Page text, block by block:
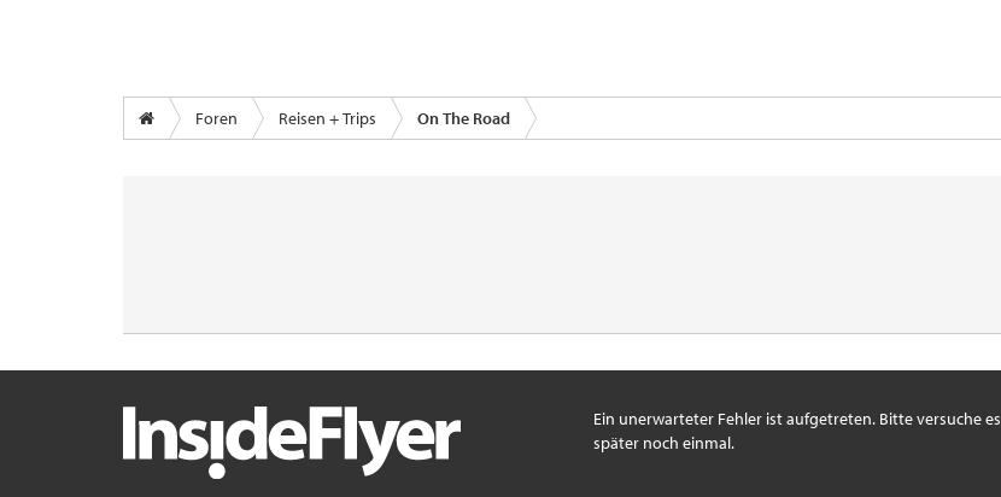
Foren Reisen + Trips On The Road
Ein unerwarteter Fehler ist aufgetreten. Bitte versuche es
später noch einmal.